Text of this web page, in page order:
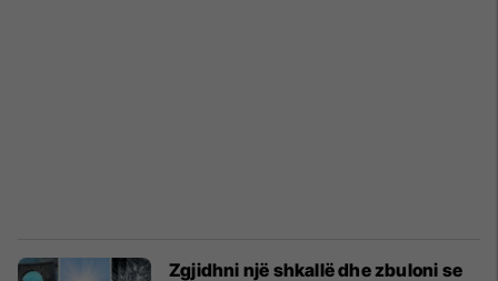
Zgjidhni një shkallë dhe zbuloni se